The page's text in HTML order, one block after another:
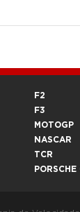
F2
F3
MOTOGP
NASCAR
TCR
PORSCHE